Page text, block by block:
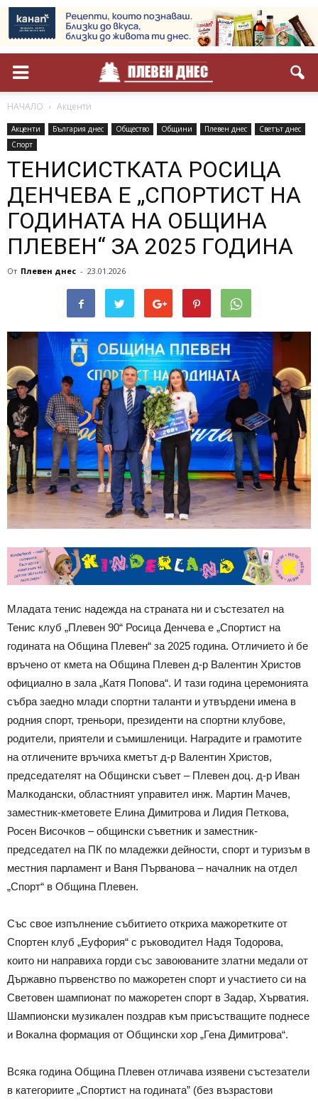
НАЧАЛО Акценти
Акценти България днес Общество Общини Плевен днес
Светът днес
Спорт
ТЕНИСИСТКАТА РОСИЦА
ДЕНЧЕВА Е „СПОРТИСТ НА
ГОДИНАТА НА ОБЩИНА
ПЛЕВЕН“ ЗА 2025 ГОДИНА
От Плевен днес - 23.01.2026
Младата тенис надежда на страната ни и състезател на
Тенис клуб „Плевен 90“ Росица Денчева е „Спортист на
годината на Община Плевен“ за 2025 година. Отличието ѝ бе
връчено от кмета на Община Плевен д-р Валентин Христов
официално в зала „Катя Попова“. И тази година церемонията
събра заедно млади спортни таланти и утвърдени имена в
родния спорт, треньори, президенти на спортни клубове,
родители, приятели и съмишленици. Наградите и грамотите
на отличените връчиха кметът д-р Валентин Христов,
председателят на Общински съвет – Плевен доц. д-р Иван
Малкодански, областният управител инж. Мартин Мачев,
заместник-кметовете Елина Димитрова и Лидия Петкова,
Росен Височков – общински съветник и заместник-
председател на ПК по младежки дейности, спорт и туризъм в
местния парламент и Ваня Първанова – началник на отдел
„Спорт“ в Община Плевен.
Със свое изпълнение събитието откриха мажоретките от
Спортен клуб „Еуфория“ с ръководител Надя Тодорова,
които ни направиха горди със завоюваните златни медали от
Държавно първенство по мажоретен спорт и участието си на
Световен шампионат по мажоретен спорт в Задар, Хърватия.
Шампионски музикален поздрав към присъстващите поднесе
и Вокална формация от Общински хор „Гена Димитрова“.
Всяка година Община Плевен отличава изявени състезатели
в категориите „Спортист на годината” (без възрастови